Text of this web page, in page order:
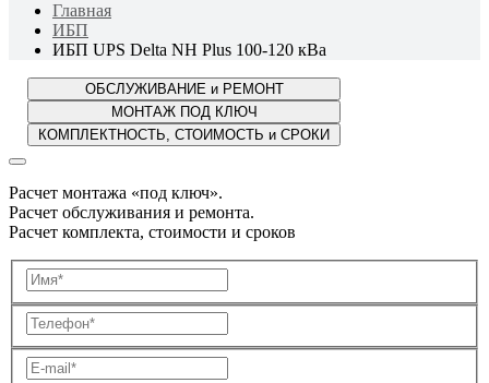
Главная
ИБП
ИБП UPS Delta NH Plus 100-120 кВа
Расчет монтажа «под ключ».
Расчет обслуживания и ремонта.
Расчет комплекта, стоимости и сроков